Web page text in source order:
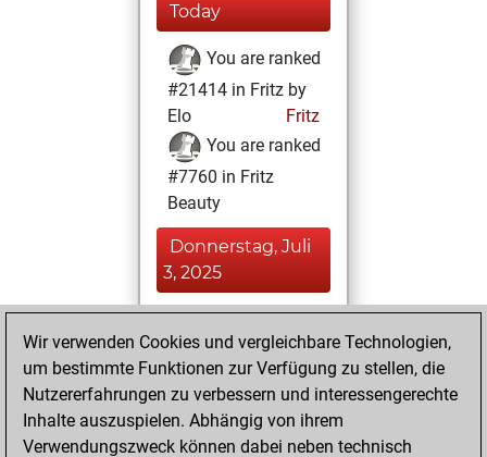
Today
You are ranked
#21414 in Fritz by
Elo
Fritz
You are ranked
#7760 in Fritz
Beauty
Donnerstag, Juli
3, 2025
You achieved a
BeautyScore of 33
Fritz
You
achieved a new Elo
of 1541
Wir verwenden Cookies und vergleichbare Technologien,
um bestimmte Funktionen zur Verfügung zu stellen, die
Nutzererfahrungen zu verbessern und interessengerechte
Inhalte auszuspielen. Abhängig von ihrem
Verwendungszweck können dabei neben technisch